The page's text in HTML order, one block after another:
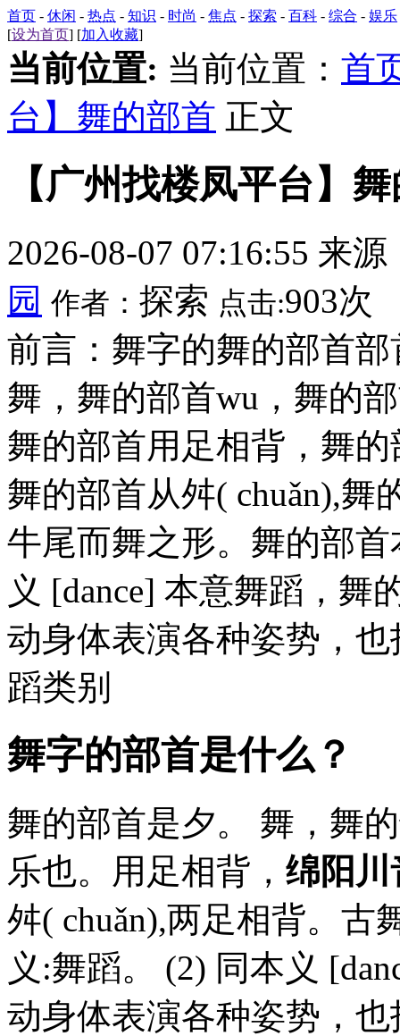
首页 - 休闲 - 热点 - 知识 - 时尚 - 焦点 - 探索 - 百科 - 综合 - 娱乐
[设为首页] [加入收藏]
当前位置: 当前位置： 首
台】舞的部首 正文
【广州找楼凤平台】
2026-08-07 07:16:55 来源
园 作者： 探索 点击:903次
前言：舞字的舞的部首
舞，舞的部首wu，舞的
舞的部首用足相背，舞的
舞的部首从舛( chuǎn),舞
牛尾而舞之形。舞的部
义 [dance] 本意舞蹈，舞
动身体表演各种姿势，
蹈类别
舞字的部首是什么？
舞的部首是夕。 舞，舞
乐也。用足相背， 绵阳川
舛( chuǎn),两足相背。古
义:舞蹈。 (2) 同本义
动身体表演各种姿势，